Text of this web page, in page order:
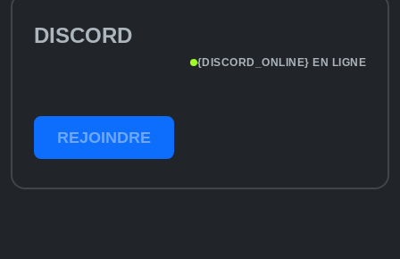
DISCORD
{DISCORD_ONLINE} EN LIGNE
REJOINDRE